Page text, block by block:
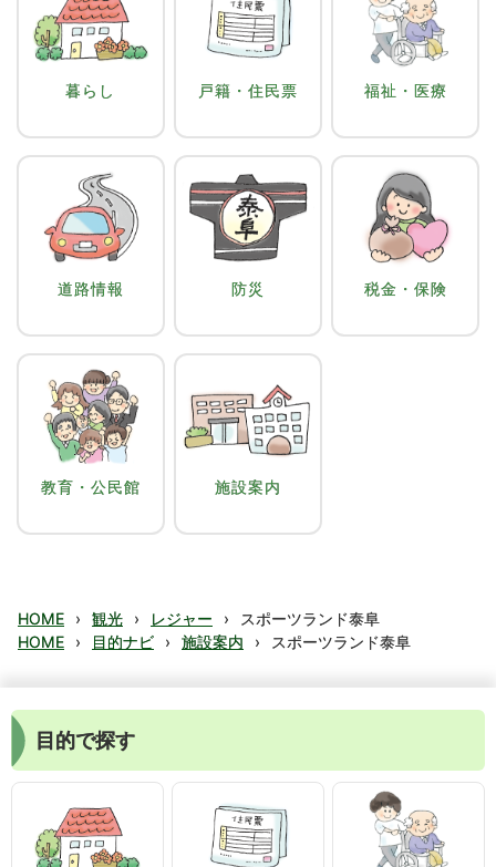
暮らし 戸籍・住民票 福祉・医療
道路情報 防災 税金・保険
教育・公民館 施設案内
HOME › 観光 › レジャー ›
スポーツランド泰阜
HOME
› 目的ナビ › 施設案内 › スポーツランド泰阜
目的で探す